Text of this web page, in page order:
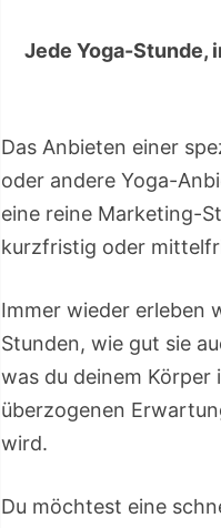
Jede Yoga-Stunde,
Das Anbieten einer
oder andere Yoga-
eine reine Marketing-
kurzfristig oder
Immer wieder erleben
Stunden, wie gut sie
was du deinem Körper
überzogenen
wird.
Du möchtest eine